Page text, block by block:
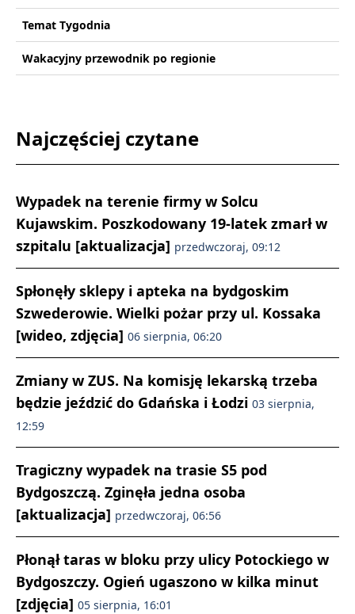
Temat Tygodnia
Wakacyjny przewodnik po regionie
Najczęściej czytane
Wypadek na terenie firmy w Solcu
Kujawskim. Poszkodowany 19-latek zmarł w
szpitalu [aktualizacja] przedwczoraj, 09:12
Spłonęły sklepy i apteka na bydgoskim
Szwederowie. Wielki pożar przy ul. Kossaka
[wideo, zdjęcia] 06 sierpnia, 06:20
Zmiany w ZUS. Na komisję lekarską trzeba
będzie jeździć do Gdańska i Łodzi 03 sierpnia,
12:59
Tragiczny wypadek na trasie S5 pod
Bydgoszczą. Zginęła jedna osoba
[aktualizacja] przedwczoraj, 06:56
Płonął taras w bloku przy ulicy Potockiego w
Bydgoszczy. Ogień ugaszono w kilka minut
[zdjęcia] 05 sierpnia, 16:01